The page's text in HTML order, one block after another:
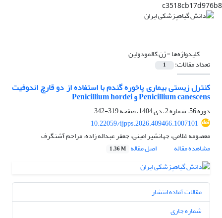
c3518cb17d976b8
کلیدواژه‌ها =ژن کالمودولین
تعداد مقالات: 1
کنترل زیستی بیماری پاخوره گندم با استفاده از دو قارچ اندوفیت
Penicillium canescens و Penicillium hordei
دوره 56، شماره 2، دی 1404، صفحه
319-342
10.22059/ijpps.2026.409466.1007101
معصومه غلامی، جهانشیر امینی، جعفر عبداله زاده، مراحم آشنگرف
مشاهده مقاله
اصل مقاله 1.36 M
مقالات آماده انتشار
شماره جاری